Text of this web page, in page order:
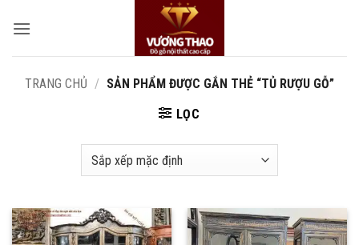
qua
TRANG CHỦ / SẢN PHẨM ĐƯỢC GẮN THẺ “TỦ RƯỢU GỖ”
LỌC